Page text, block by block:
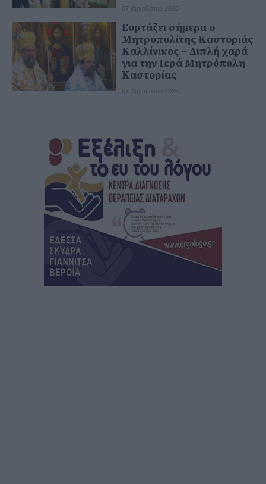
07 Αυγούστου 2026
Εορτάζει σήμερα ο
Μητροπολίτης Καστοριάς
Καλλίνικος – Διπλή χαρά
για την Ιερά Μητρόπολη
Καστορίας
07 Αυγούστου 2026